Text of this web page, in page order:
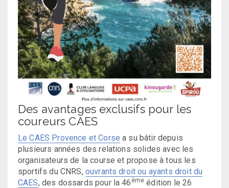
Des avantages exclusifs pour les
coureurs CAES
Le CAES Provence et Corse a su bâtir depuis
plusieurs années des relations solides avec les
organisateurs de la course et propose à tous les
sportifs du CNRS, ouvrants droit ou ayants droit du
CAES, des dossards pour la 46 ème édition le 26